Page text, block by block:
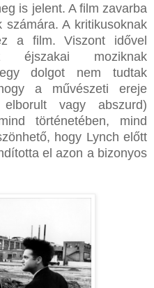
is jelent. A film zavarba
A kritikusoknak
a film. Viszont idővel
éjszakai moziknak
dolgot nem tudtak
a művészeti ereje
vagy abszurd)
történetében, mind
hogy Lynch előtt
el azon a bizonyos